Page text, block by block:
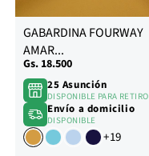
ANTISOLAR BELICE
GABARDINA FOURWAY
AMAR...
Precio
habitual
Gs. 18.500
25 Asunción
DISPONIBLE PARA RETIRO
Envío a domicilio
DISPONIBLE
+19